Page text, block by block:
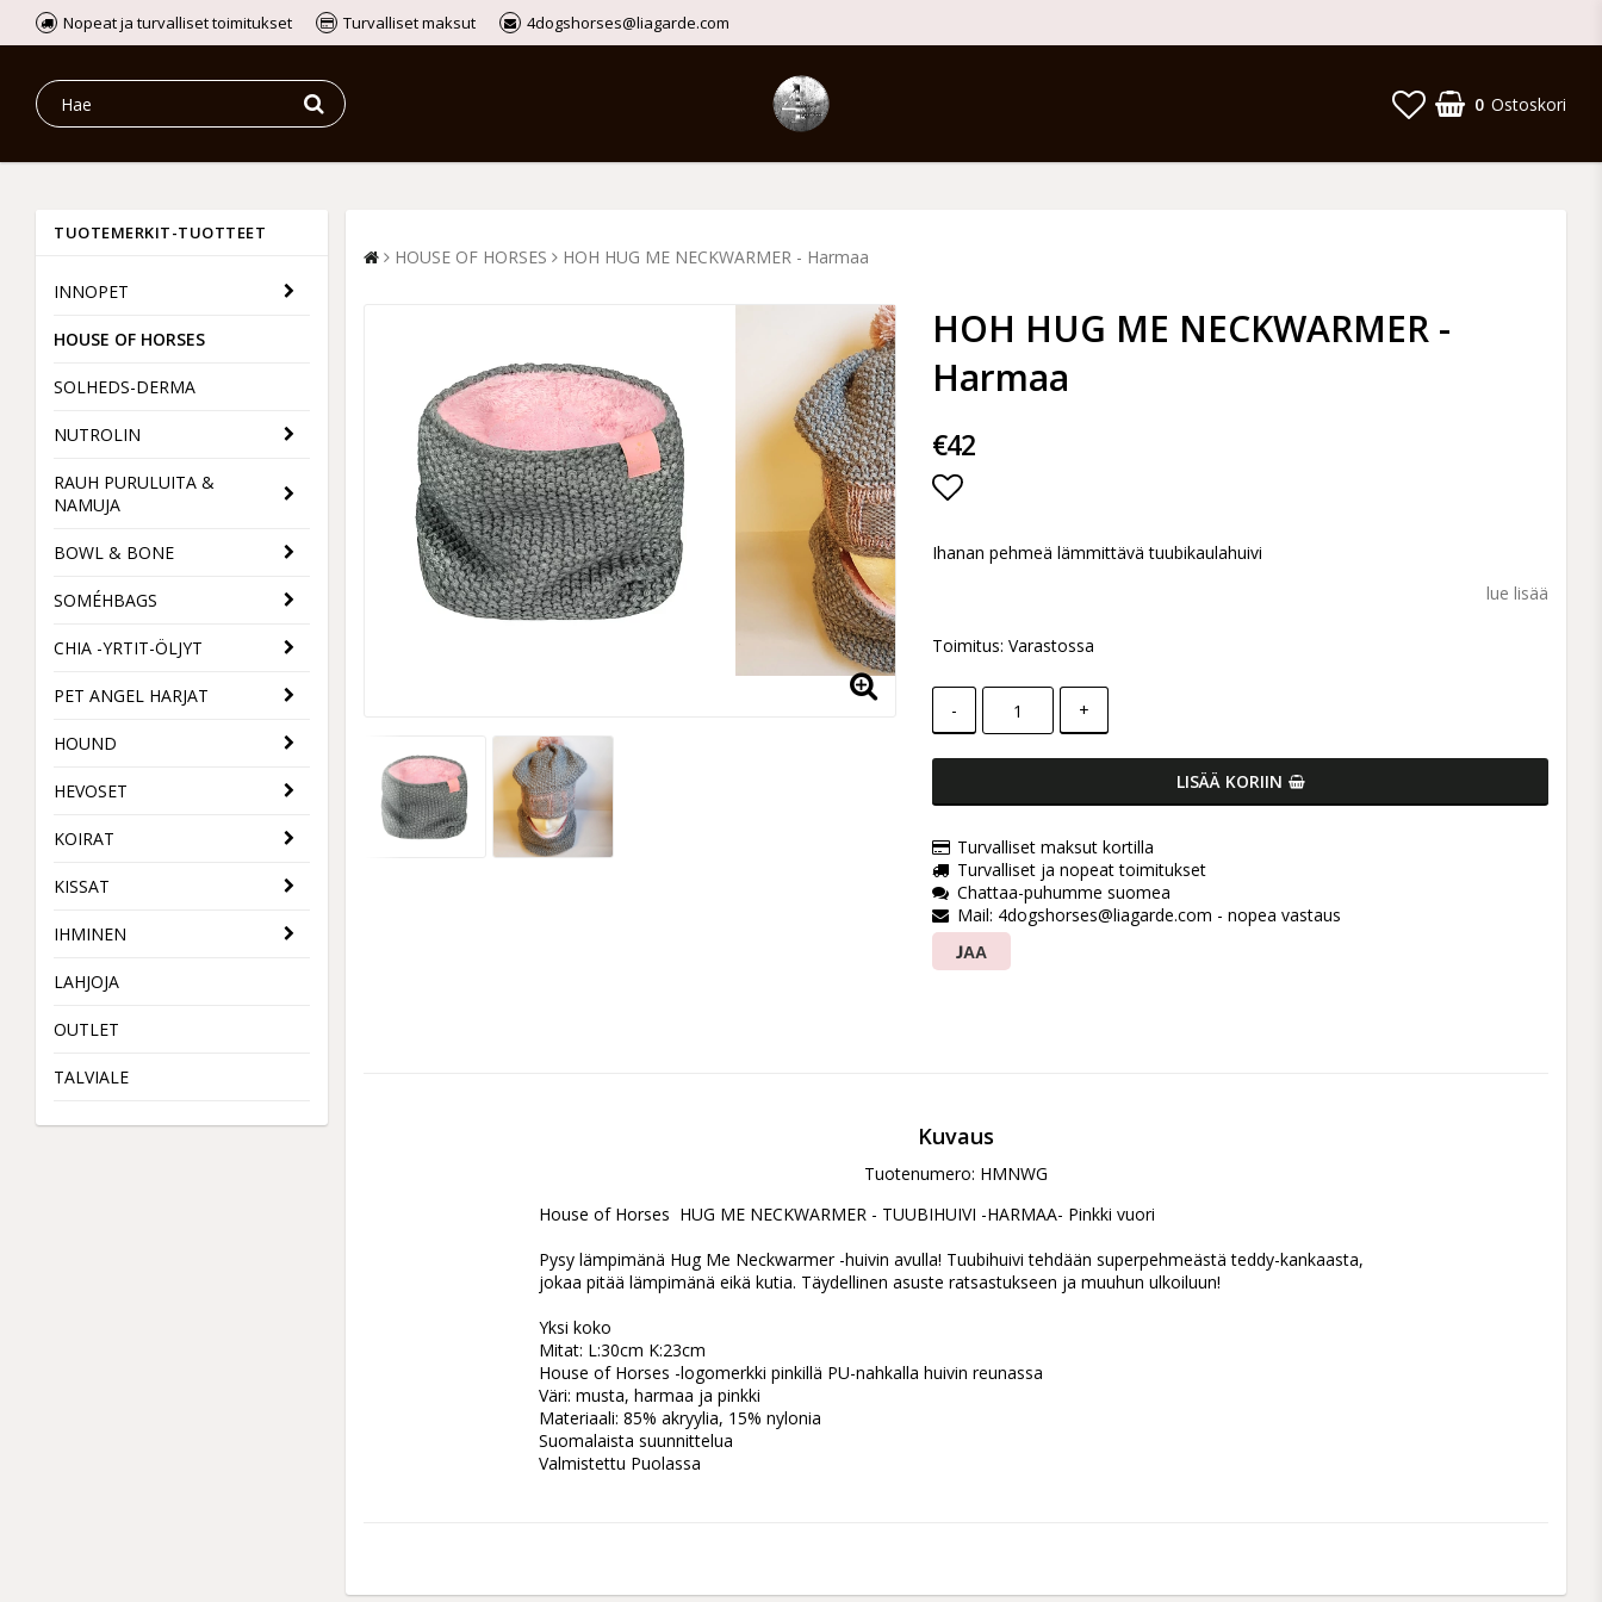
Nopeat ja turvalliset toimitukset Turvalliset maksut 4dogshorses@liagarde.com
0 Ostoskori
TUOTEMERKIT-TUOTTEET
INNOPET
HOUSE OF HORSES
SOLHEDS-DERMA
NUTROLIN
RAUH PURULUITA &
NAMUJA
BOWL & BONE
SOMÉHBAGS
CHIA -YRTIT-ÖLJYT
PET ANGEL HARJAT
HOUND
HEVOSET
KOIRAT
KISSAT
IHMINEN
LAHJOJA
OUTLET
TALVIALE
HOUSE OF HORSES HOH HUG ME NECKWARMER - Harmaa
HOH HUG ME NECKWARMER -
Harmaa
€42
Ihanan pehmeä lämmittävä tuubikaulahuivi
lue lisää
Toimitus:Varastossa
- +
LISÄÄ KORIIN
Turvalliset maksut kortilla
Turvalliset ja nopeat toimitukset
Chattaa-puhumme suomea
Mail: 4dogshorses@liagarde.com - nopea vastaus
JAA
Kuvaus
Tuotenumero: HMNWG
House of Horses  HUG ME NECKWARMER - TUUBIHUIVI -HARMAA- Pinkki vuori
Pysy lämpimänä Hug Me Neckwarmer -huivin avulla! Tuubihuivi tehdään superpehmeästä teddy-kankaasta,
jokaa pitää lämpimänä eikä kutia. Täydellinen asuste ratsastukseen ja muuhun ulkoiluun!
Yksi koko
Mitat: L:30cm K:23cm
House of Horses -logomerkki pinkillä PU-nahkalla huivin reunassa
Väri: musta, harmaa ja pinkki
Materiaali: 85% akryylia, 15% nylonia
Suomalaista suunnittelua